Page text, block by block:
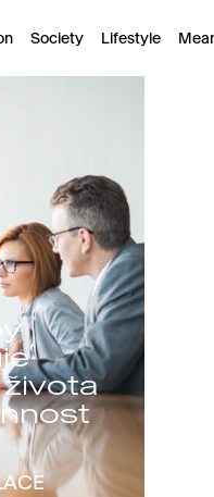
Society Lifestyle